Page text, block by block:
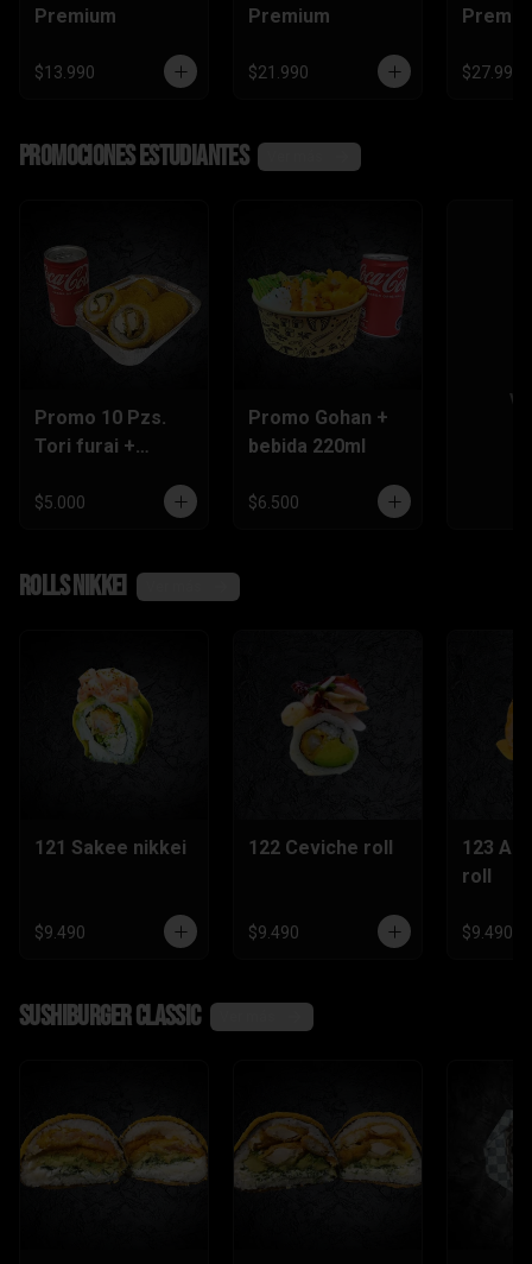
Premium
$13.990
Premium
$21.990 $27.990
Promociones Estudiantes
Promo 10 Pzs.
Tori furai +
$5.000
Promo Gohan +
bebida 220ml
$6.500
Rolls nikkei
121 Sakee nikkei
$9.490
122 Ceviche roll
$9.490
123
roll
$9.490
SushiBurger Classic